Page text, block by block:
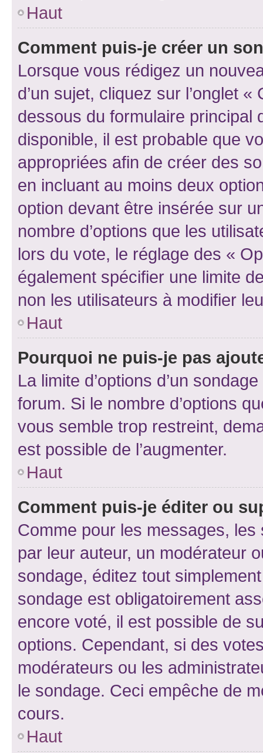
Haut
Comment puis-je créer un
Lorsque vous rédigez un
d’un sujet, cliquez sur l’onglet
dessous du formulaire principal
disponible, il est probable que
appropriées afin de créer des
en incluant au moins deux
option devant être insérée sur
nombre d’options que les
lors du vote, le réglage des «
également spécifier une limite
non les utilisateurs à modifier
Haut
Pourquoi ne puis-je pas
La limite d’options d’un
forum. Si le nombre d’options
vous semble trop restreint,
est possible de l’augmenter.
Haut
Comment puis-je éditer ou
Comme pour les messages,
par leur auteur, un modérateur
sondage, éditez tout
sondage est obligatoirement
encore voté, il est possible de
options. Cependant, si des
modérateurs ou les
le sondage. Ceci empêche de
cours.
Haut